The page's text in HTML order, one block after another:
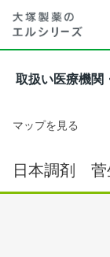
取扱い医療機関
マップを見る
日本調剤 菅